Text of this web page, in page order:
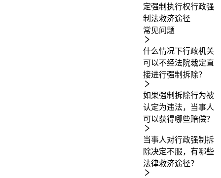
定强制执行权行政强
制法救济途径
常见问题
什么情况下行政机关
可以不经法院裁定直
接进行强制拆除？
如果强制拆除行为被
认定为违法，当事人
可以获得哪些赔偿？
当事人对行政强制拆
除决定不服，有哪些
法律救济途径？